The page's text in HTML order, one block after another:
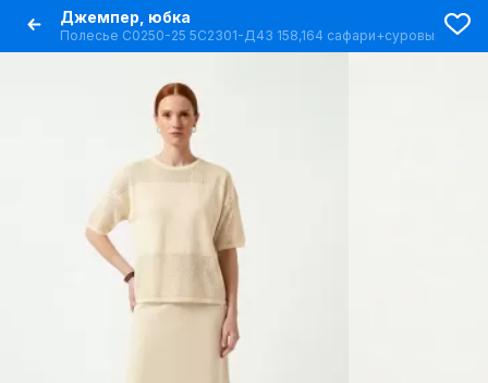
Джемпер, юбка
Полесье С0250-25 5С2301-Д43 158,164 сафари+суровый